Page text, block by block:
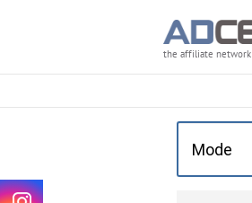
the affiliate network